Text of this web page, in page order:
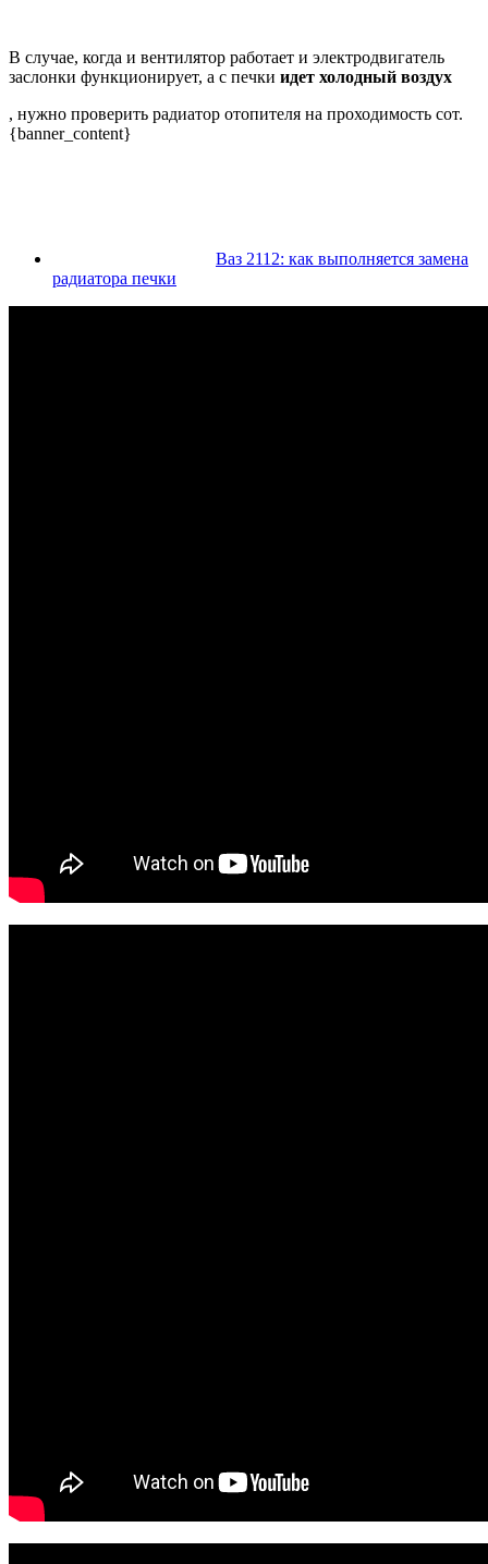
В случае, когда и вентилятор работает и электродвигатель
заслонки функционирует, а с печки идет холодный воздух
, нужно проверить радиатор отопителя на проходимость сот.
{banner_content}
Ваз 2112: как выполняется замена
радиатора печки